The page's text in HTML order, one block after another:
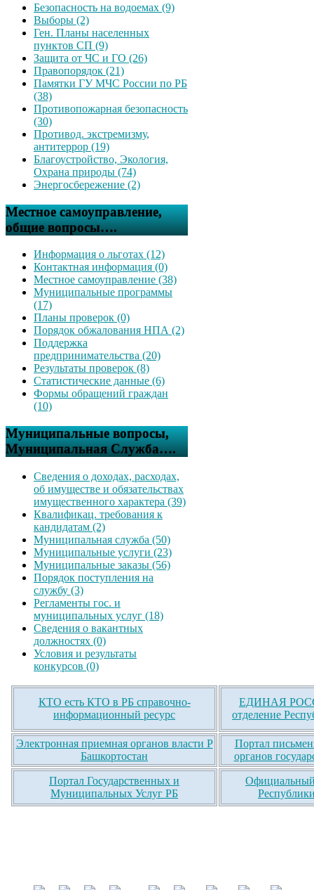
Безопасность на водоемах (9)
Выборы (2)
Ген. Планы населенных
пунктов СП (9)
Защита от ЧС и ГО (26)
Правопорядок (21)
Памятки ГУ МЧС России по РБ
(38)
Противопожарная безопасность
(30)
Противод. экстремизму,
антитеррор (19)
Благоустройство, Экология,
Охрана природы (74)
Энергосбережение (2)
Местное самоуправление,
общие вопросы….
Информация о льготах (12)
Контактная информация (0)
Местное самоуправление (38)
Муниципальные программы
(17)
Планы проверок (0)
Порядок обжалования НПА (2)
Поддержка
предпринимательства (20)
Результаты проверок (8)
Статистические данные (6)
Формы обращений граждан
(10)
Муниципальные вопросы,
Муниципальная Служба….
Сведения о доходах, расходах,
об имуществе и обязательствах
имущественного характера (39)
Квалификац. требования к
кандидатам (2)
Муниципальная служба (50)
Муниципальные услуги (23)
Муниципальные заказы (56)
Порядок поступления на
службу (3)
Регламенты гос. и
муниципальных услуг (18)
Сведения о вакантных
должностях (0)
Условия и результаты
конкурсов (0)
КТО есть КТО в РБ справочно-
информационный ресурс
ЕДИНАЯ
отделение
Электронная приемная органов власти Р
Башкортостан
Портал
органов
Портал Государственных и
Муниципальных Услуг РБ
Официальный